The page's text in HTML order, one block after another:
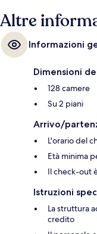
Altre
Informazioni
Dimensioni
128 camere
Su 2 piani
Arrivo/
L'orario del
Età minima
Il check-out
Istruzioni
La struttura
credito